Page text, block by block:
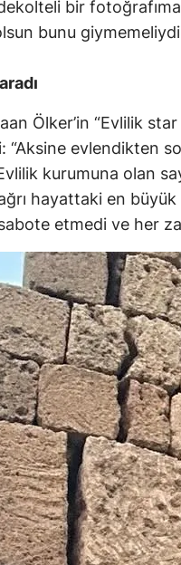
dekolteli bir
bunu
Ölker’in “Evlilik
“Aksine evlendikten
kurumuna olan
hayattaki en
etmedi ve her